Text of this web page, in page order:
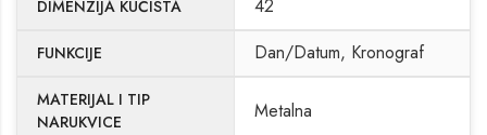
DIMENZIJA KUĆISTA 42
FUNKCIJE Dan/Datum, Kronograf
MATERIJAL I TIP
NARUKVICE
Metalna